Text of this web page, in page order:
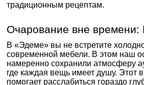
традиционным рецептам.
Очарование вне
В «Эдеме» вы не встретите
современной мебели. В этом наш
намеренно сохранили атмосферу
где каждая вещь имеет душу. Этот
помогает расслабиться гораздо